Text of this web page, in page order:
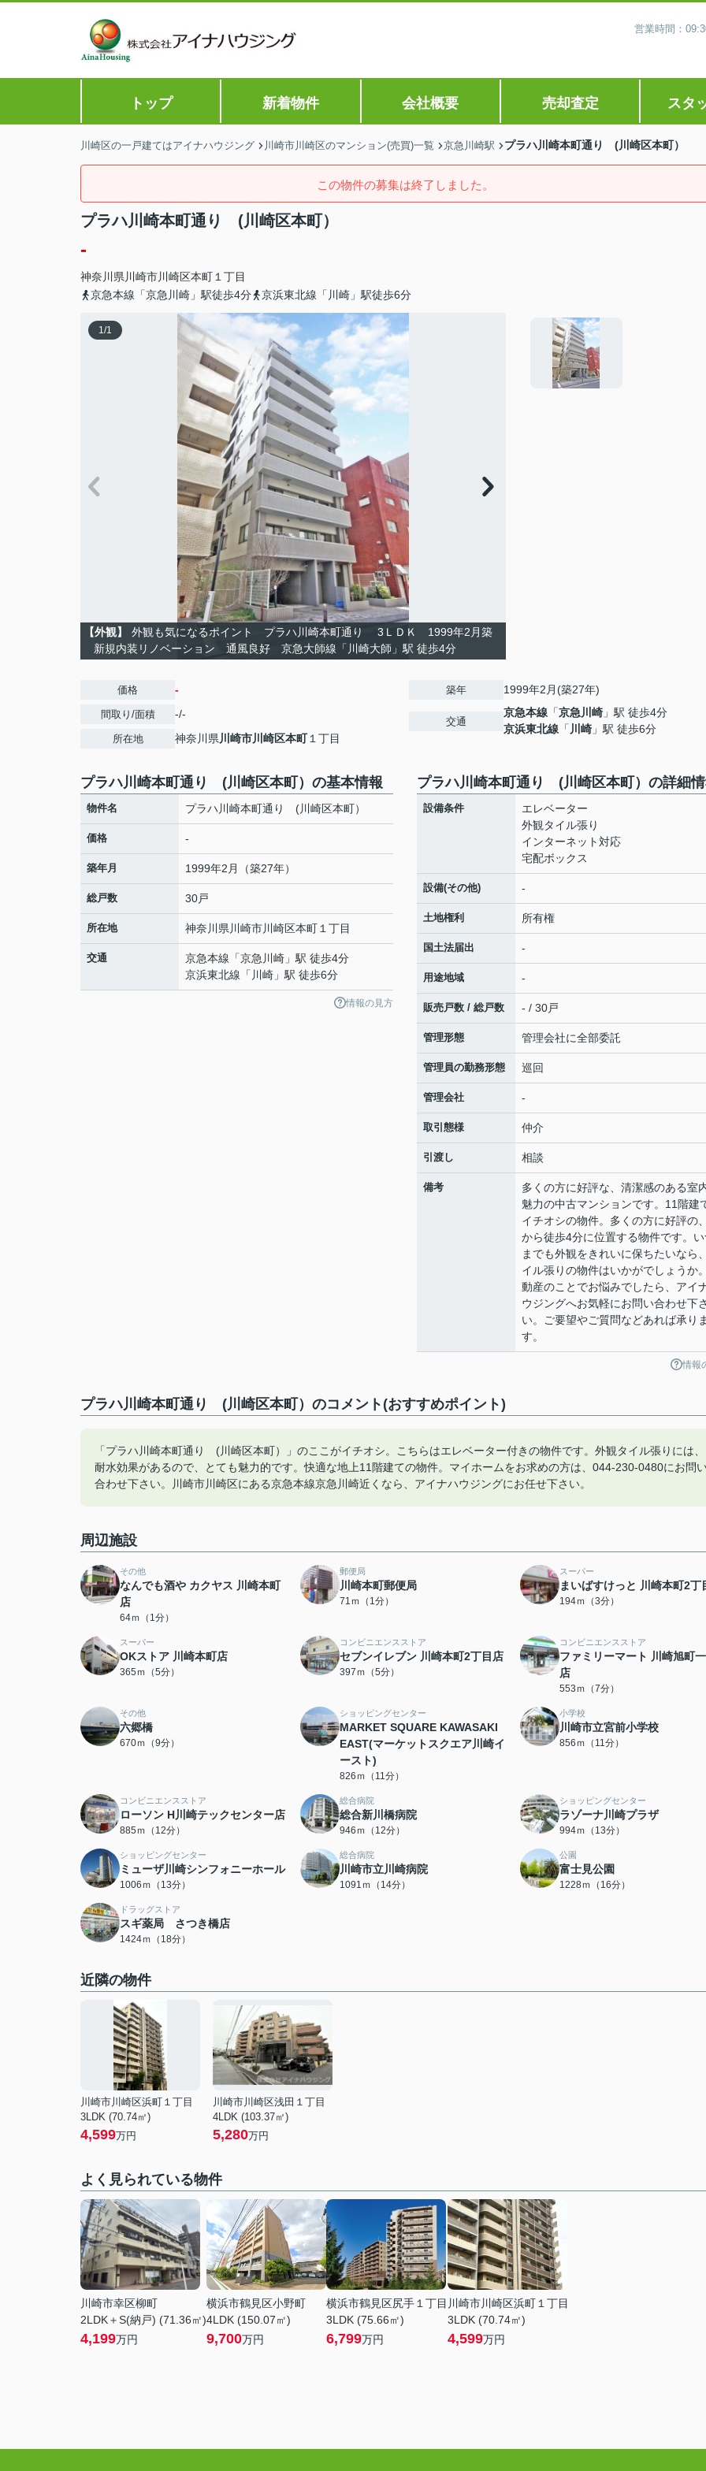
営業時間：
トップ 新着物件 会社概要 売却査定 スタ
川崎区の一戸建てはアイナハウジング 川崎市川崎区のマンション(売買)一覧 京急川崎駅 プラハ川崎本町通り (川崎区本町）
この物件の募集は終了しました。
プラハ川崎本町通り (川崎区本町）
-
神奈川県 川崎市川崎区本町 １丁目
京急本線「京急川崎」駅徒歩4分
京浜東北線「川崎」駅徒歩6分
1/1
【外観】
外観も気になるポイント プラハ川崎本町通り 3ＬＤＫ 1999年2月築
新規内装リノベーション 通風良好 京急大師線「川崎大師」駅 徒歩4分
価格 -
間取り/面積 -/-
所在地 神奈川県川崎市川崎区本町１丁目
築年 1999年2月(築27年)
交通
京急本線 「京急川崎 」駅 徒歩4分
京浜東北線 「 川崎 」駅 徒歩6分
プラハ川崎本町通り (川崎区本町）の基本情報
物件名 プラハ川崎本町通り (川崎区本町）
価格 -
築年月 1999年2月（築27年）
総戸数 30戸
所在地 神奈川県 川崎市川崎区本町 １丁目
交通 京急本線 「京急川崎 」駅 徒歩4分
京浜東北線 「 川崎 」駅 徒歩6分
情報の見方
プラハ川崎本町通り (川崎区本町）の詳細
設備条件
エレベーター
外観タイル張り
インターネット対応
宅配ボックス
設備(その他) -
土地権利 所有権
国土法届出 -
用途地域 -
販売戸数 / 総戸数 - / 30戸
管理形態 管理会社に全部委託
管理員の勤務形態 巡回
管理会社 -
取引態様 仲介
引渡し 相談
備考
多くの方に好評な、清潔感のある室
魅力の中古マンションです。11階建
イチオシの物件。多くの方に好評の
から徒歩4分に位置する物件です。
までも外観をきれいに保ちたいなら
イル張りの物件はいかがでしょうか
動産のことでお悩みでしたら、アイ
ウジングへお気軽にお問い合わせ下
い。ご要望やご質問などあれば承り
す。
情報
プラハ川崎本町通り (川崎区本町）のコメント(おすすめポイント)
「プラハ川崎本町通り (川崎区本町）」のここがイチオシ。こちらはエレベーター付きの物件です。外観タイル張りには、
耐水効果があるので、とても魅力的です。快適な地上11階建ての物件。マイホームをお求めの方は、044-230-0480にお問
合わせ下さい。川崎市川崎区にある京急本線京急川崎近くなら、アイナハウジングにお任せ下さい。
周辺施設
その他
なんでも酒や カクヤス 川崎本町
店
64ｍ（1分）
郵便局
川崎本町郵便局
71ｍ（1分）
スーパー
まいばすけっと 川崎本町2丁
194ｍ（3分）
スーパー
OKストア 川崎本町店
365ｍ（5分）
コンビニエンスストア
セブンイレブン 川崎本町2丁目店
397ｍ（5分）
コンビニエンスストア
ファミリーマート 川崎旭町
店
553ｍ（7分）
その他
六郷橋
670ｍ（9分）
ショッピングセンター
MARKET SQUARE KAWASAKI
EAST(マーケットスクエア川崎イ
ースト)
826ｍ（11分）
小学校
川崎市立宮前小学校
856ｍ（11分）
コンビニエンスストア
ローソン H川崎テックセンター店
885ｍ（12分）
総合病院
総合新川橋病院
946ｍ（12分）
ショッピングセンター
ラゾーナ川崎プラザ
994ｍ（13分）
ショッピングセンター
ミューザ川崎シンフォニーホール
1006ｍ（13分）
総合病院
川崎市立川崎病院
1091ｍ（14分）
公園
富士見公園
1228ｍ（16分）
ドラッグストア
スギ薬局 さつき橋店
1424ｍ（18分）
近隣の物件
川崎市川崎区浜町１丁目
3LDK (70.74㎡)
4,599万円
川崎市川崎区浅田１丁目
4LDK (103.37㎡)
5,280万円
よく見られている物件
川崎市幸区柳町
2LDK＋S(納戸) (71.36㎡)
4,199万円
横浜市鶴見区小野町
4LDK (150.07㎡)
9,700万円
横浜市鶴見区尻手１丁目
3LDK (75.66㎡)
6,799万円
川崎市川崎区浜町１丁目
3LDK (70.74㎡)
4,599万円